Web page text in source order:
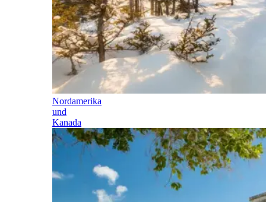
Nordamerika
und
Kanada